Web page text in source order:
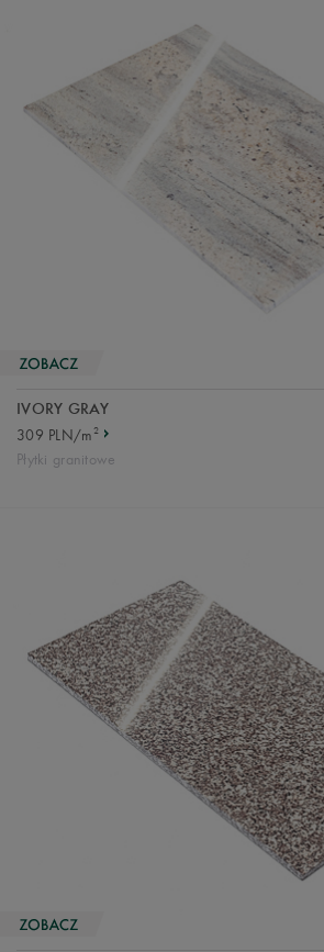
IVORY GRAY
309 PLN/m2
Płytki granitowe